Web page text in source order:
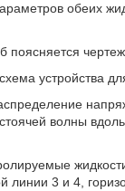
обеих
поясняется
устройства
волны
линии 3 и 4,